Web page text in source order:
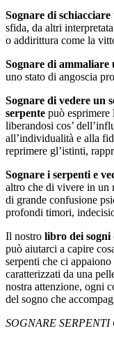
Sognare di schiacciare
sfida, da altri
o addirittura come la
Sognare di ammaliare
uno stato di angoscia
Sognare di vedere un
serpente può esprimere
liberandosi cos’
all’individualità e alla
reprimere gl’istinti,
Sognare i serpenti e
altro che di vivere in un
di grande confusione
profondi timori,
Il nostro libro dei sogni
può aiutarci a capire
serpenti che ci appaiono
caratterizzati da una
nostra attenzione, ogni
del sogno che
SOGNARE